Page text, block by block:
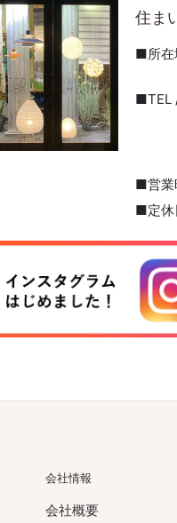
住ま
■所在
■TEL
■営業
■定休
会社情報
会社概要